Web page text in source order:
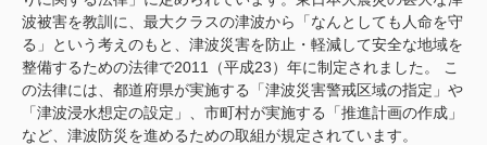
波被害を教訓に、最大クラスの津波から「なんとしても人命を守
る」という考えのもと、津波災害を防止・軽減して安全な地域を
整備するための法律で2011（平成23）年に制定されました。 こ
の法律には、都道府県が実施する「津波災害警戒区域の指定」や
「津波浸水想定の設定」、市町村が実施する「推進計画の作成」
など、津波防災を進めるための取組が規定されています。